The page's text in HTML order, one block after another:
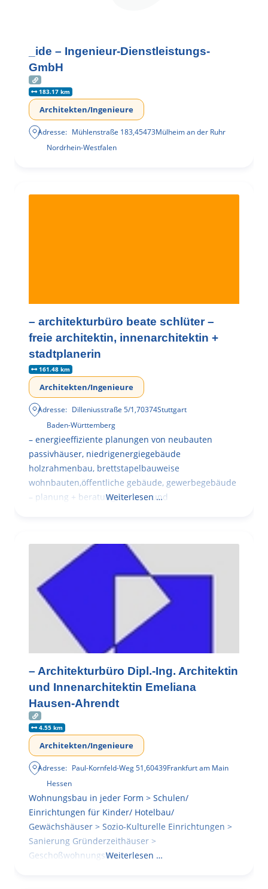
_ide – Ingenieur-Dienstleistungs-
GmbH
183.17 km
Architekten/Ingenieure
Adresse: Mühlenstraße 183,45473Mülheim an der Ruhr
Nordrhein-Westfalen
– architekturbüro beate schlüter –
freie architektin, innenarchitektin +
stadtplanerin
161.48 km
Architekten/Ingenieure
Adresse: Dilleniusstraße 5/1,70374Stuttgart
Baden-Württemberg
– energieeffiziente planungen von neubauten
passivhäuser, niedrigenergiegebäude
holzrahmenbau, brettstapelbauweise
wohnbauten,öffentliche gebäude, gewerbegebäude
– planung + beratung bei an – und
Weiterlesen …
– Architekturbüro Dipl.-Ing. Architektin
und Innenarchitektin Emeliana
Hausen-Ahrendt
4.55 km
Architekten/Ingenieure
Adresse: Paul-Kornfeld-Weg 51,60439Frankfurt am Main
Hessen
Wohnungsbau in jeder Form > Schulen/
Einrichtungen für Kinder/ Hotelbau/
Gewächshäuser > Sozio-Kulturelle Einrichtungen >
Sanierung Gründerzeithäuser >
GeschoßwohnungsbauWeiterlesen …